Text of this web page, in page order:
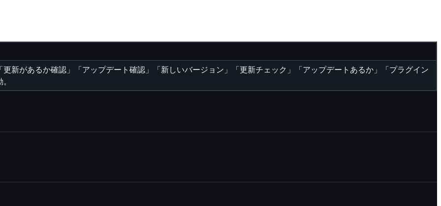
新があるか確認」「アップデート確認」「新しいバージョン」「更新チェック」「アップデートあるか」「プラグイン